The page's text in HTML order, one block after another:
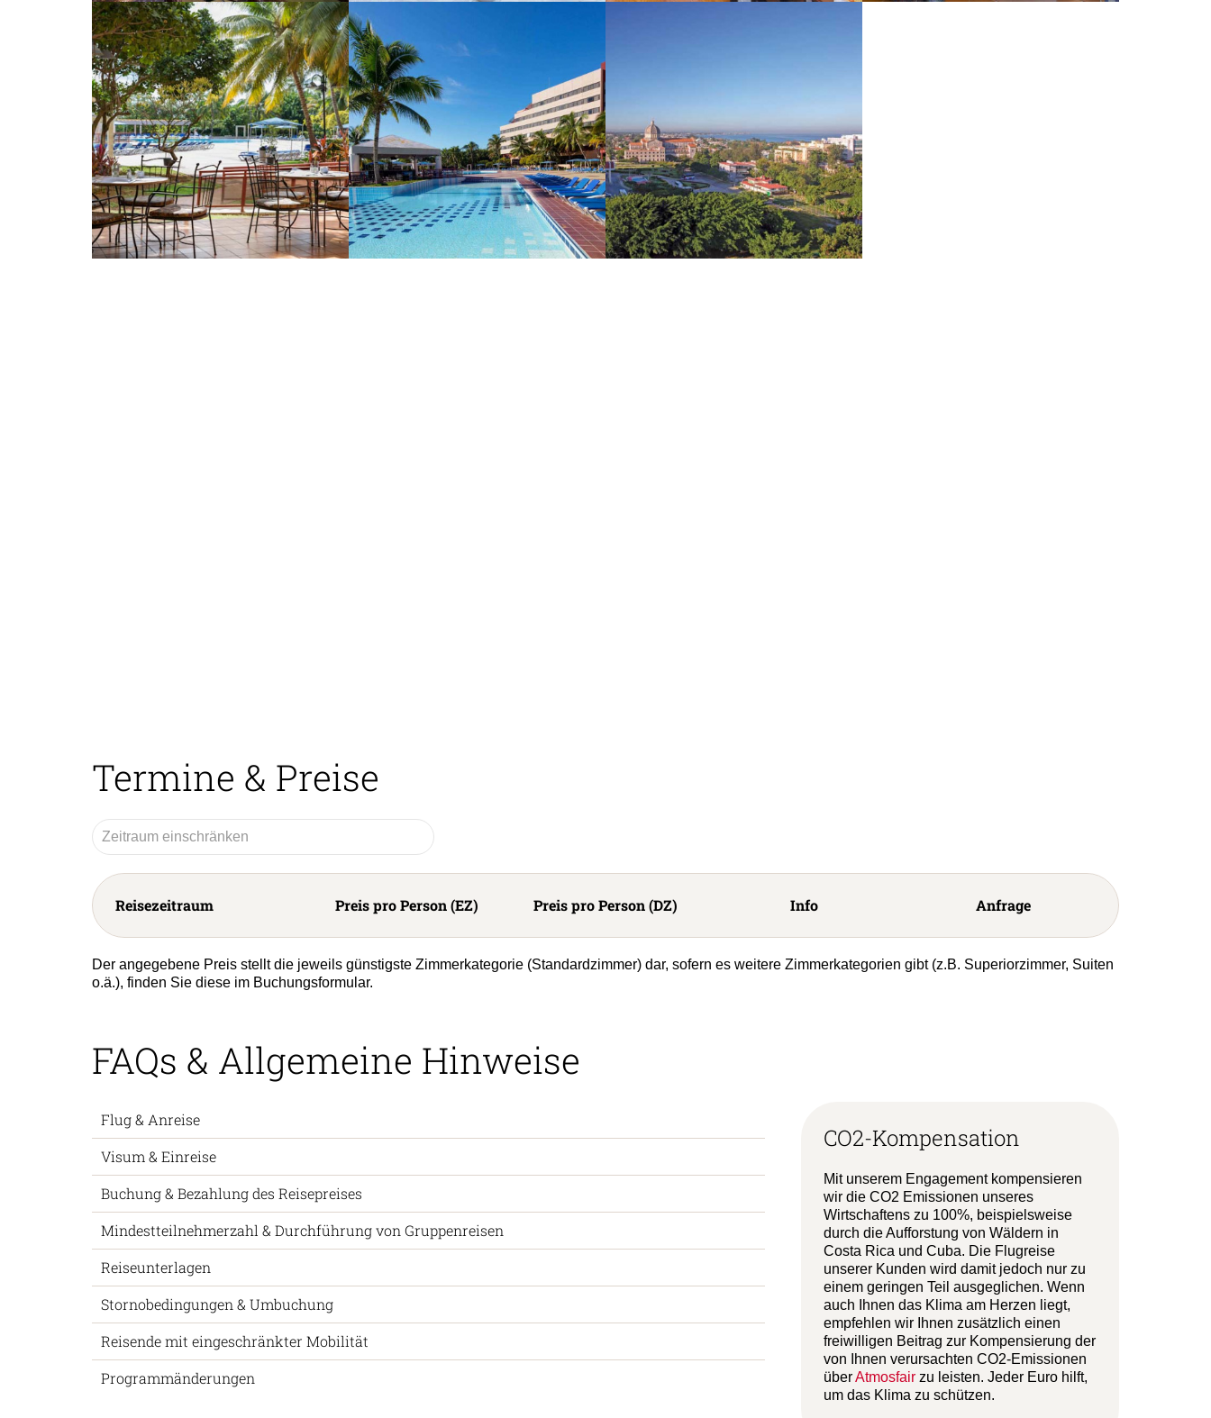
Termine & Preise
Reisezeitraum Preis pro Person (EZ) Preis pro Person (DZ) Info Anfrage
Der angegebene Preis stellt die jeweils günstigste Zimmerkategorie (Standardzimmer) dar, sofern es weitere Zimmerkategorien gibt (z.B. Superiorzimmer, Suiten
o.ä.), finden Sie diese im Buchungsformular.
FAQs & Allgemeine Hinweise
Flug & Anreise
Visum & Einreise
Buchung & Bezahlung des Reisepreises
Mindestteilnehmerzahl & Durchführung von Gruppenreisen
Reiseunterlagen
Stornobedingungen & Umbuchung
Reisende mit eingeschränkter Mobilität
Programmänderungen
CO2-Kompensation
Mit unserem Engagement kompensieren
wir die CO2 Emissionen unseres
Wirtschaftens zu 100%, beispielsweise
durch die Aufforstung von Wäldern in
Costa Rica und Cuba. Die Flugreise
unserer Kunden wird damit jedoch nur zu
einem geringen Teil ausgeglichen. Wenn
auch Ihnen das Klima am Herzen liegt,
empfehlen wir Ihnen zusätzlich einen
freiwilligen Beitrag zur Kompensierung der
von Ihnen verursachten CO2-Emissionen
überAtmosfair zu leisten. Jeder Euro hilft,
um das Klima zu schützen.